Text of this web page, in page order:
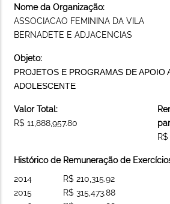
Nome da Organização:
ASSOCIACAO FEMININA DA VILA
BERNADETE E ADJACENCIAS
Objeto:
PROJETOS E PROGRAMAS DE APOIO
ADOLESCENTE
Valor Total:
R$ 11,888,957.80
Histórico de Remuneração de
2014
2015
R$ 210,315.92
R$ 315,473.88